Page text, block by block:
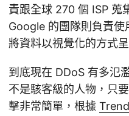
責跟全球 270 個 ISP 蒐
Google 的團隊則負責使
將資料以視覺化的方式
到底現在 DDoS 有多氾
不是駭客級的人物，只
擊非常簡單，根據